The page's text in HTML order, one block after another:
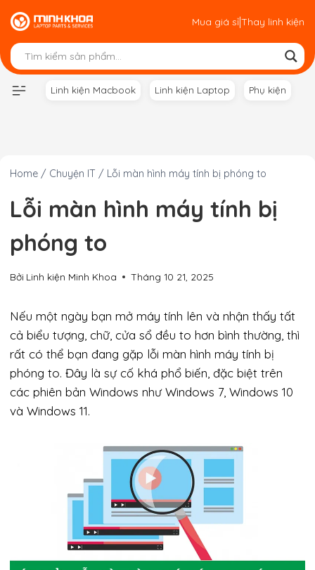
Skip
to
content
Mua giá sỉ|Thay linh kiện
Linh kiện Macbook Linh kiện Laptop Phụ kiện
Home / Chuyện IT / Lỗi màn hình máy tính bị phóng to
Lỗi màn hình máy tính bị
phóng to
Bởi Linh kiện Minh Khoa Tháng 10 21, 2025
Nếu một ngày bạn mở máy tính lên và nhận thấy tất
cả biểu tượng, chữ, cửa sổ đều to hơn bình thường, thì
rất có thể bạn đang gặp lỗi màn hình máy tính bị
phóng to. Đây là sự cố khá phổ biến, đặc biệt trên
các phiên bản Windows như Windows 7, Windows 10
và Windows 11.